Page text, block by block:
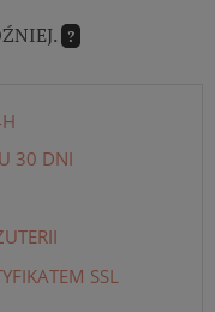
?
30 DNI
SSL